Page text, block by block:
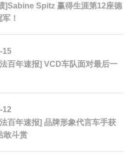
]Sabine Spitz 赢得生涯第12座德
！
15
百年速报] VCD车队面对最后一
12
百年速报] 品牌形象代言车手获
敢斗赏